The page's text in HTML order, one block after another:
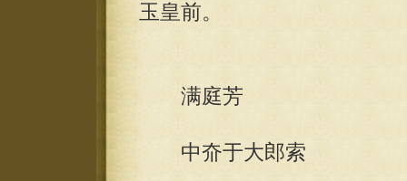
玉皇前。
满庭芳
中夼于大郎索